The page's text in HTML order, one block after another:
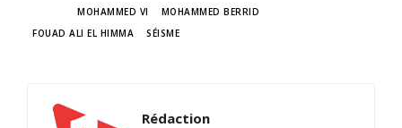
MOHAMMED VI
MOHAMMED BERRID
FOUAD ALI EL HIMMA
SÉISME
Rédaction